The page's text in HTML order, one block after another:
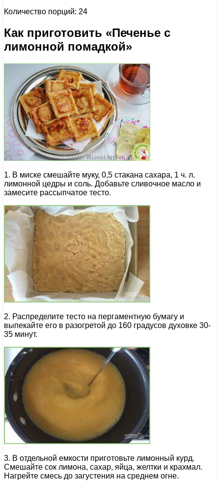
Количество порций: 24
Как приготовить «Печенье с
лимонной помадкой»
1. В миске смешайте муку, 0,5 стакана сахара, 1 ч. л.
лимонной цедры и соль. Добавьте сливочное масло и
замесите рассыпчатое тесто.
2. Распределите тесто на пергаментную бумагу и
выпекайте его в разогретой до 160 градусов духовке 30-
35 минут.
3. В отдельной емкости приготовьте лимонный курд.
Смешайте сок лимона, сахар, яйца, желтки и крахмал.
Нагрейте смесь до загустения на среднем огне.